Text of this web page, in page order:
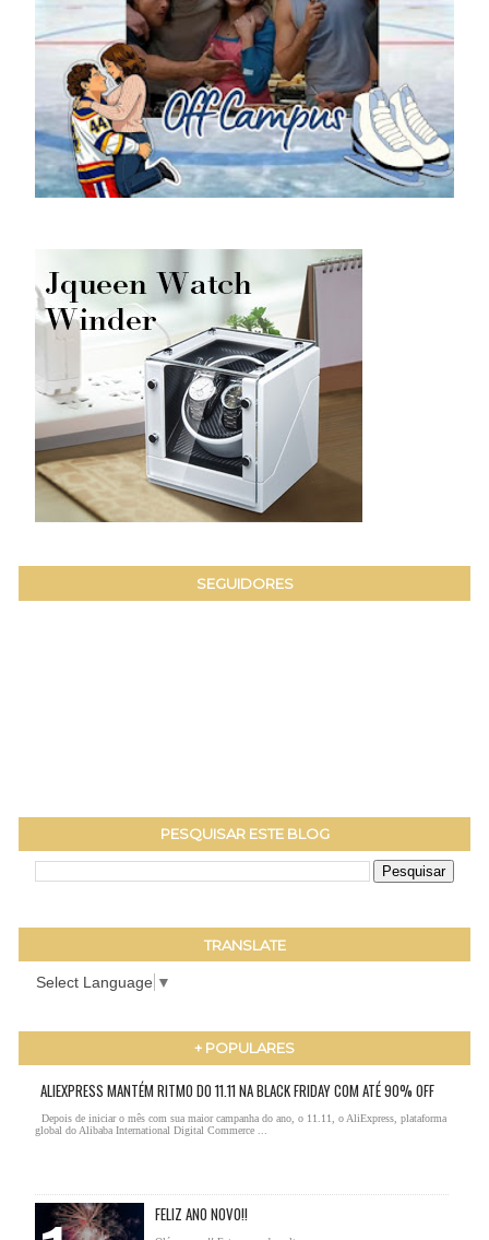
SEGUIDORES
PESQUISAR ESTE BLOG
TRANSLATE
Select Language ▼
+ POPULARES
ALIEXPRESS MANTÉM RITMO DO 11.11 NA BLACK FRIDAY COM ATÉ 90% OFF
Depois de iniciar o mês com sua maior campanha do ano, o 11.11, o AliExpress, plataforma
global do Alibaba International Digital Commerce ...
FELIZ ANO NOVO!!